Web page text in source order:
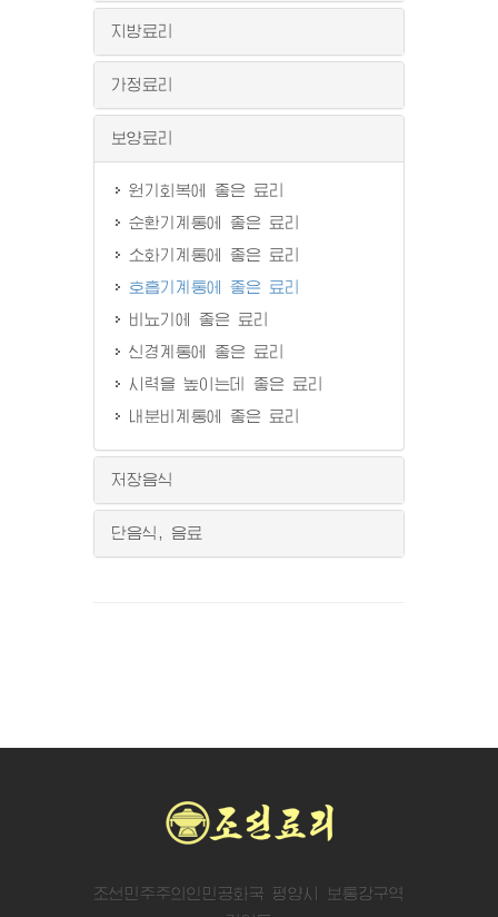
지방료리
가정료리
보양료리
원기회복에 좋은 료리
순환기계통에 좋은 료리
소화기계통에 좋은 료리
호흡기계통에 좋은 료리
비뇨기에 좋은 료리
신경계통에 좋은 료리
시력을 높이는데 좋은 료리
내분비계통에 좋은 료리
저장음식
단음식, 음료
조선민주주의인민공화국 평양시 보통강구역